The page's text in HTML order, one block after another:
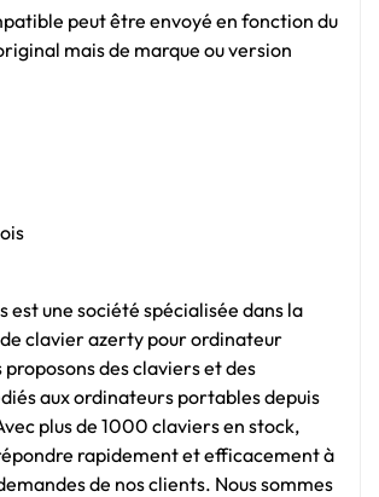
peut être envoyé en fonction du
mais de marque ou version
est une société spécialisée dans la
clavier azerty pour ordinateur
des claviers et des
aux ordinateurs portables depuis
plus de 1000 claviers en stock,
rapidement et efficacement à
de nos clients. Nous sommes